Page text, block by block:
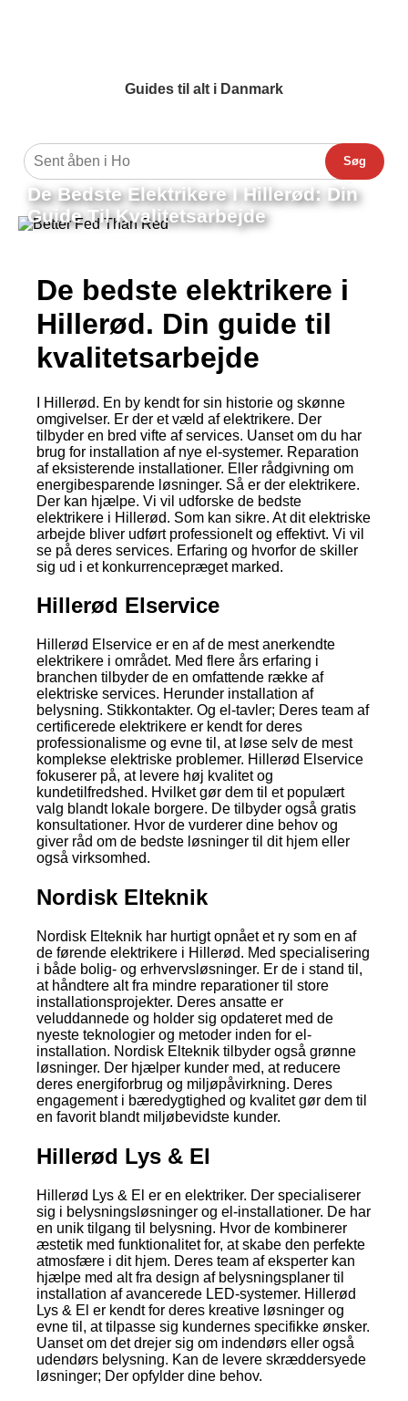
Guides til alt i Danmark
Søg
De Bedste Elektrikere I Hillerød: Din
Guide Til Kvalitetsarbejde
De bedste elektrikere i
Hillerød. Din guide til
kvalitetsarbejde
I Hillerød. En by kendt for sin historie og skønne
omgivelser. Er der et væld af elektrikere. Der
tilbyder en bred vifte af services. Uanset om du har
brug for installation af nye el-systemer. Reparation
af eksisterende installationer. Eller rådgivning om
energibesparende løsninger. Så er der elektrikere.
Der kan hjælpe. Vi vil udforske de bedste
elektrikere i Hillerød. Som kan sikre. At dit elektriske
arbejde bliver udført professionelt og effektivt. Vi vil
se på deres services. Erfaring og hvorfor de skiller
sig ud i et konkurrencepræget marked.
Hillerød Elservice
Hillerød Elservice er en af de mest anerkendte
elektrikere i området. Med flere års erfaring i
branchen tilbyder de en omfattende række af
elektriske services. Herunder installation af
belysning. Stikkontakter. Og el-tavler; Deres team af
certificerede elektrikere er kendt for deres
professionalisme og evne til, at løse selv de mest
komplekse elektriske problemer. Hillerød Elservice
fokuserer på, at levere høj kvalitet og
kundetilfredshed. Hvilket gør dem til et populært
valg blandt lokale borgere. De tilbyder også gratis
konsultationer. Hvor de vurderer dine behov og
giver råd om de bedste løsninger til dit hjem eller
også virksomhed.
Nordisk Elteknik
Nordisk Elteknik har hurtigt opnået et ry som en af
de førende elektrikere i Hillerød. Med specialisering
i både bolig- og erhvervsløsninger. Er de i stand til,
at håndtere alt fra mindre reparationer til store
installationsprojekter. Deres ansatte er
veluddannede og holder sig opdateret med de
nyeste teknologier og metoder inden for el-
installation. Nordisk Elteknik tilbyder også grønne
løsninger. Der hjælper kunder med, at reducere
deres energiforbrug og miljøpåvirkning. Deres
engagement i bæredygtighed og kvalitet gør dem til
en favorit blandt miljøbevidste kunder.
Hillerød Lys & El
Hillerød Lys & El er en elektriker. Der specialiserer
sig i belysningsløsninger og el-installationer. De har
en unik tilgang til belysning. Hvor de kombinerer
æstetik med funktionalitet for, at skabe den perfekte
atmosfære i dit hjem. Deres team af eksperter kan
hjælpe med alt fra design af belysningsplaner til
installation af avancerede LED-systemer. Hillerød
Lys & El er kendt for deres kreative løsninger og
evne til, at tilpasse sig kundernes specifikke ønsker.
Uanset om det drejer sig om indendørs eller også
udendørs belysning. Kan de levere skræddersyede
løsninger; Der opfylder dine behov.